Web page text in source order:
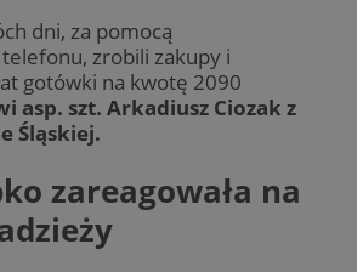
dni, za pomocą
zrobili zakupy i
gotówki na kwotę 2090
asp. szt. Arkadiusz Ciozak z
Śląskiej.
zareagowała na